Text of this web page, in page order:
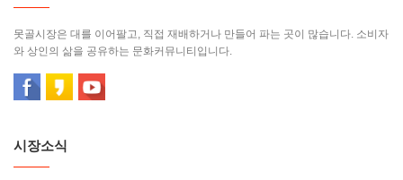
못골시장은 대를 이어팔고, 직접 재배하거나 만들어 파는 곳이 많습니다. 소비자
와 상인의 삶을 공유하는 문화커뮤니티입니다.
시장소식